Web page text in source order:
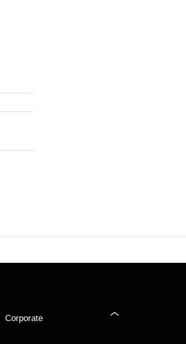
Corporate